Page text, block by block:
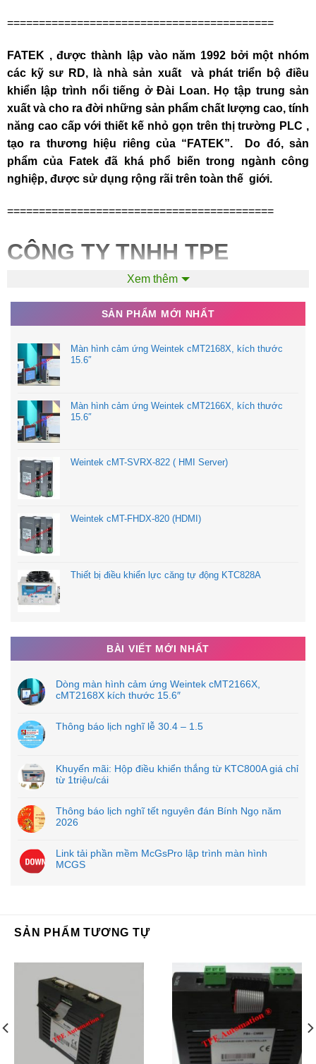
==========================================
FATEK , được thành lập vào năm 1992 bởi một nhóm
các kỹ sư RD, là nhà sản xuất và phát triển bộ điều
khiển lập trình nổi tiếng ở Đài Loan. Họ tập trung sản
xuất và cho ra đời những sản phẩm chất lượng cao, tính
năng cao cấp với thiết kế nhỏ gọn trên thị trường PLC ,
tạo ra thương hiệu riêng của “FATEK”. Do đó, sản
phẩm của Fatek đã khá phổ biến trong ngành công
nghiệp, được sử dụng rộng rãi trên toàn thế giới.
==========================================
CÔNG TY TNHH TPE
Hotline: 090.6688.104
Email:tudonghoatpe@gmail.com
Xem thêm
SẢN PHẨM MỚI NHẤT
Màn hình cảm ứng Weintek cMT2168X, kích thước
15.6″
Màn hình cảm ứng Weintek cMT2166X, kích thước
15.6″
Weintek cMT-SVRX-822 ( HMI Server)
Weintek cMT-FHDX-820 (HDMI)
Thiết bị điều khiển lực căng tự động KTC828A
BÀI VIẾT MỚI NHẤT
Dòng màn hình cảm ứng Weintek cMT2166X,
cMT2168X kích thước 15.6″
Thông báo lịch nghĩ lễ 30.4 – 1.5
Khuyến mãi: Hộp điều khiển thắng từ KTC800A giá chỉ
từ 1triệu/cái
Thông báo lịch nghĩ tết nguyên đán Bính Ngọ năm
2026
Link tải phần mềm McGsPro lập trình màn hình
MCGS
SẢN PHẨM TƯƠNG TỰ